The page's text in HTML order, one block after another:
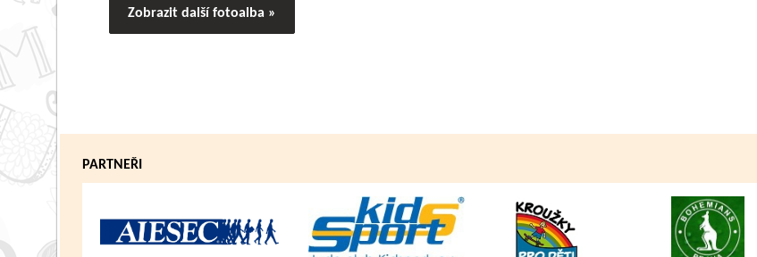
Zobrazit další fotoalba »
PARTNEŘI